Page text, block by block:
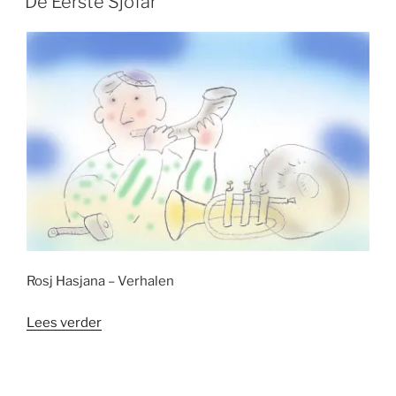
voor het drinken van de wijn
ok«ug ̈v Q k¤n Ubh¥vO¡t ²h±h v ̈T©t
QUrC
i p²D©v h¦r$P t¥rIC
Baroech Ata Adonai, èlohénoe mèlèch haolam
bore peri hagafèn.
Geprezen bent u, Eeuwige onze God, Koning van tijd
en ruimte,
Schepper van de vrucht van de wijnstok.
voor het geven van een gift als tsedaka
ok«ug ̈v Q k¤n Ubh¥vO¡t ²h±h v ̈T©t
QUrC עַל הַצְ דָקָה
Ub²U!m±u uh ̈,«u$m¦n$C Ub
̈J§S¦e r¤a£t
Baroech Ata Adonai, èlohénoe mèlèch haolam
een deel van ons bezit af te staan voor tsedaka
(om rechtvaardigheid te bevorderen)
Rosj Hasjana – Verhalen
Lees verder“De